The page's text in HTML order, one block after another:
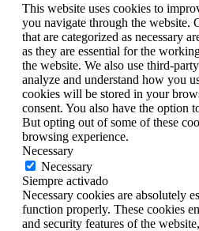
This website uses cookies to
you navigate through the website.
that are categorized as necessary
as they are essential for the
the website. We also use third-
analyze and understand how you
cookies will be stored in your
consent. You also have the option
But opting out of some of these
browsing experience.
Necessary
Necessary
Siempre activado
Necessary cookies are absolutely
function properly. These cookies
and security features of the